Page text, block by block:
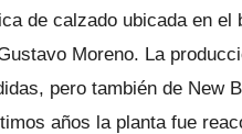
de calzado ubicada en el
Moreno. La
pero también de New
años la planta fue